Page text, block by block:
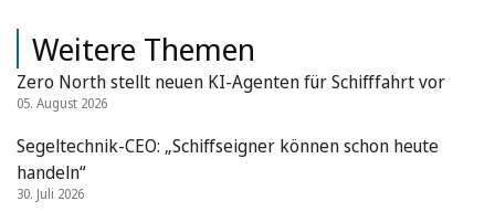
Weitere Themen
Zero North stellt neuen KI-Agenten für Schifffahrt vor
05. August 2026
Segeltechnik-CEO: „Schiffseigner können schon heute
handeln“
30. Juli 2026